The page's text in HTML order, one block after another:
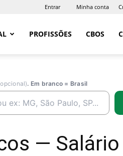
Entrar Minha conta
PROFISSÕES CBOS
. Em branco = Brasil
— Salário